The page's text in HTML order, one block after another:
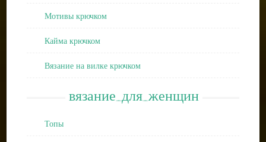
Мотивы крючком
Кайма крючком
Вязание на вилке крючком
вязание_для_женщин
Топы